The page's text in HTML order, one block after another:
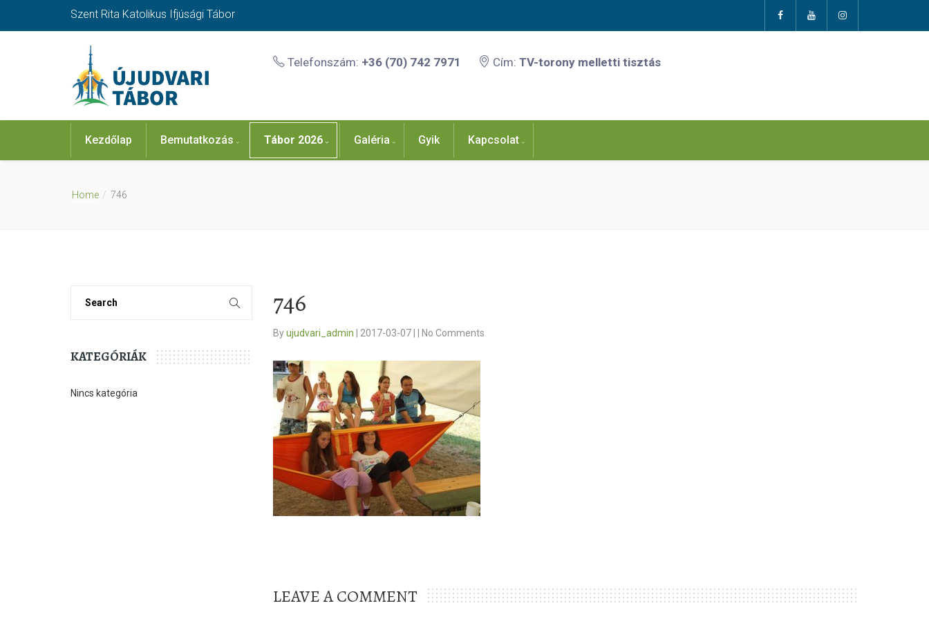
Szent Rita Katolikus Ifjúsági Tábor
Telefonszám: +36 (70) 742 7971 Cím: TV-torony melletti tisztás
Kezdőlap Bemutatkozás Tábor 2026 Galéria Gyik Kapcsolat
Home 746
KATEGÓRIÁK
Nincs kategória
746
Byujudvari_admin 2017-03-07 No Comments
LEAVE A COMMENT